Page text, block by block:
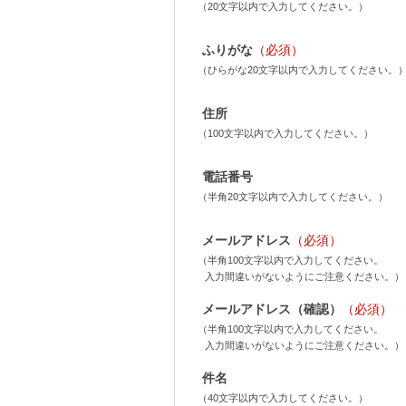
（20文字以内で入力してください。）
ふりがな （必須）
（ひらがな20文字以内で入力してください。
住所
（100文字以内で入力してください。）
電話番号
（半角20文字以内で入力してください。）
メールアドレス （必須）
（半角100文字以内で入力してください。
入力間違いがないようにご注意ください。）
メールアドレス（確認） （必須）
（半角100文字以内で入力してください。
入力間違いがないようにご注意ください。）
件名
（40文字以内で入力してください。）